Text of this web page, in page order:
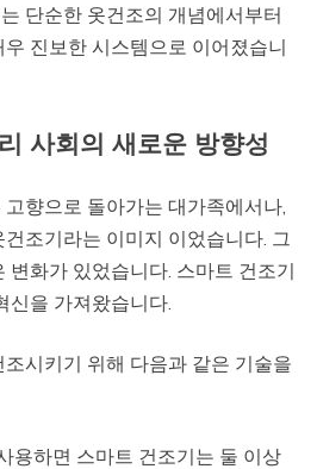
단순한 옷건조의 개념에서부터
진보한 시스템으로 이어졌습니
사회의 새로운 방향성
향으로 돌아가는 대가족에서나,
조기라는 이미지 이었습니다. 그
변화가 있었습니다. 스마트 건조기
신을 가져왔습니다.
시키기 위해 다음과 같은 기술을
용하면 스마트 건조기는 둘 이상